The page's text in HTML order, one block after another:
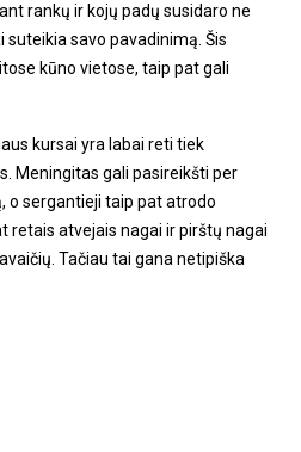
rankų ir kojų padų susidaro ne
savo pavadinimą. Šis
kūno vietose, taip pat gali
kursai yra labai reti tiek
Meningitas gali pasireikšti per
o sergantieji taip pat atrodo
retais atvejais nagai ir pirštų nagai
Tačiau tai gana netipiška